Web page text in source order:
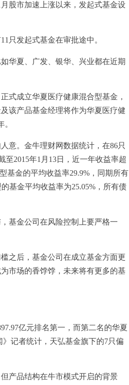
股市加速上涨以来，发起式基金设
发起式基金在审批途中。
夏、广发、银华、兴业都在近期
成立华夏医疗健康混合型基金，
该产品基金经理将作为华夏医疗健
。金牛理财网数据统计，在86只
至2015年1月13日，近一年收益率超
基金的平均收益率29.9%，同期所有
基金平均收益率为25.05%，所有债
金公司在风险控制上要严格一
后，基金公司在成立基金方面更
市场的香饽饽，未来将有更多的基
亿元排名第一，而第二名的华夏
记者统计，天弘基金旗下的7只偏
产品结构在牛市模式开启的背景